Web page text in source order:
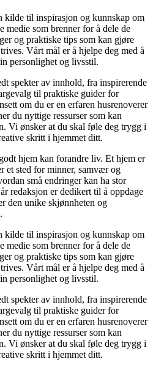
til inspirasjon og kunnskap om
som brenner for å dele de
og praktiske tips som kan gjøre
Vårt mål er å hjelpe deg med å
personlighet og livsstil.
spekter av innhold, fra inspirerende
til praktiske guider for
om du er en erfaren husrenoverer
du nyttige ressurser som kan
Vi ønsker at du skal føle deg trygg i
skritt i hjemmet ditt.
hjem kan forandre liv. Et hjem er
et sted for minner, samvær og
små endringer kan ha stor
redaksjon er dedikert til å oppdage
den unike skjønnheten og
til inspirasjon og kunnskap om
som brenner for å dele de
og praktiske tips som kan gjøre
Vårt mål er å hjelpe deg med å
personlighet og livsstil.
spekter av innhold, fra inspirerende
til praktiske guider for
om du er en erfaren husrenoverer
du nyttige ressurser som kan
Vi ønsker at du skal føle deg trygg i
skritt i hjemmet ditt.